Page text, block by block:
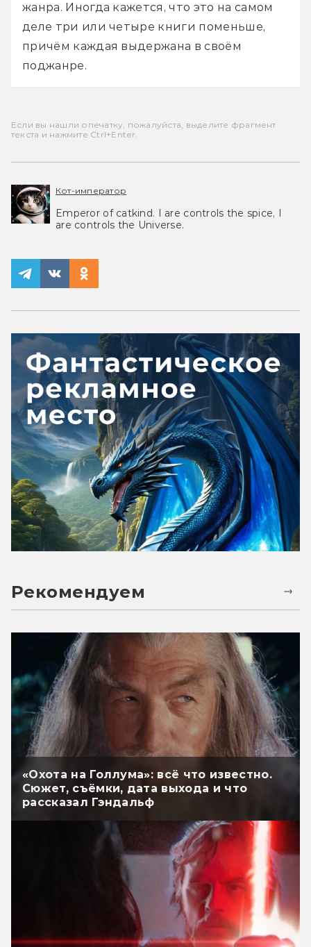
жанра. Иногда кажется, что это на самом
деле три или четыре книги поменьше,
причём каждая выдержана в своём
поджанре.
Если вы нашли опечатку, пожалуйста, выделите фрагмент
текста и нажмите Ctrl+Enter.
Кот-император
Emperor of catkind. I are controls the spice, I
are controls the Universe.
Рекомендуем
«Охота на Голлума»: всё что известно.
Сюжет, съёмки, дата выхода и что
рассказал Гэндальф